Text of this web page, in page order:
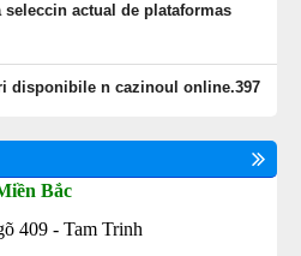
actual de plataformas
disponibile n cazinoul online.397
Bắc
409 - Tam Trinh